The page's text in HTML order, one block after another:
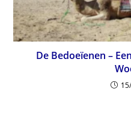
De Bedoeïenen –